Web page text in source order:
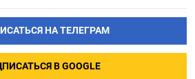
НА ТЕЛЕГРАМ
В GOOGLE